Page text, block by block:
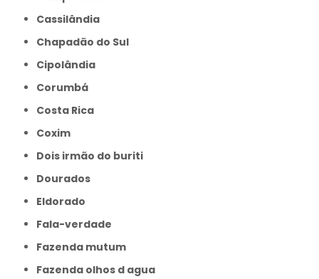
Cassilândia
Chapadão do Sul
Cipolândia
Corumbá
Costa Rica
Coxim
Dois irmão do buriti
Dourados
Eldorado
Fala-verdade
Fazenda mutum
Fazenda olhos d agua